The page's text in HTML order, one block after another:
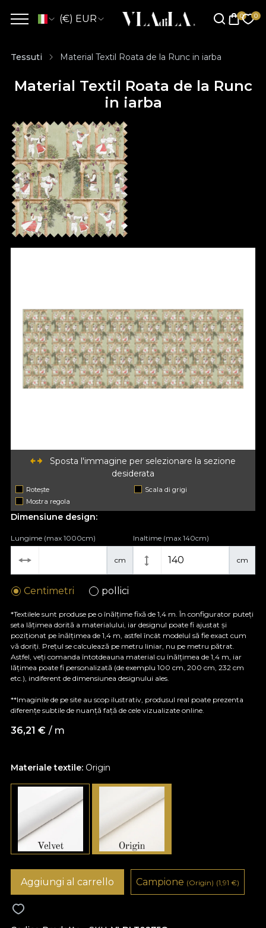
(€) EUR
Tessuti Material Textil Roata de la Runc in iarba
Material Textil Roata de la Runc
in iarba
Sposta l'immagine per selezionare la sezione
desiderata
Rotește
Scala di grigi
Mostra regola
Materiale textile: Origin
Dimensiune design:
cm
Lungime (max 1000cm)
cm
Inaltime (max 140cm)
Centimetri pollici
*Textilele sunt produse pe o înălțime fixă de 1,4 m. În configurator puteți
seta lățimea dorită a materialului, iar designul poate fi ajustat și
poziționat pe înălțimea de 1,4 m, astfel încât modelul să fie exact cum
vă doriți. Prețul se calculează pe metru liniar, nu pe metru pătrat.
Astfel, veți comanda întotdeauna material cu înălțimea de 1,4 m, iar
lățimea poate fi personalizată (de exemplu 100 cm, 200 cm, 232 cm
etc.), indiferent de dimensiunea designului ales.
**Imaginile de pe site au scop ilustrativ, produsul real poate prezenta
diferențe subtile de nuanță față de cele vizualizate online.
36,21 € / m
Aggiungi al carrello Campione (Origin) (1,91 €)